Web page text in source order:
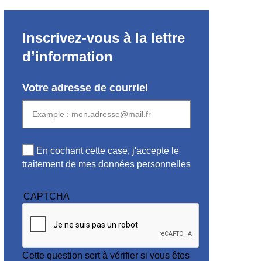
Inscrivez-vous à la lettre
d’information
Votre adresse de courriel
En cochant cette case, j'accepte le
traitement de mes données personnelles
CAPTCHA
Cette question sert à vérifier si vous êtes